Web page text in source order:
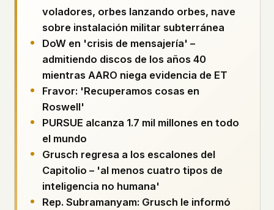
Enviar un Informe
English Español
Français
Português
you read an article, no server-side code
executes. No database query fires. No profile is
built. No session is created.
Even our search runs entirely in your browser.
Our fonts are self-hosted. Nothing is loaded from
Google, Facebook, Amazon, Cloudflare, or any
other third party. When you visit UFOUAP, the
only server that knows is ours.
If you submit a sighting report, we receive
exactly what you type – nothing else. No IP
address, no device info, no metadata.
We have no idea how many people read this
site. We don't know which articles are popular.
We can't tell where our readers come from,
voladores, orbes lanzando orbes, nave
sobre instalación militar subterránea
DoW en 'crisis de mensajería' –
admitiendo discos de los años 40
mientras AARO niega evidencia de ET
Fravor: 'Recuperamos cosas en
Roswell'
PURSUE alcanza 1.7 mil millones en todo
el mundo
Grusch regresa a los escalones del
Capitolio – 'al menos cuatro tipos de
inteligencia no humana'
Rep. Subramanyam: Grusch le informó